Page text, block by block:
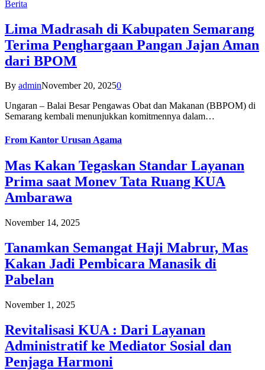
Berita
Lima Madrasah di Kabupaten Semarang
Terima Penghargaan Pangan Jajan Aman
dari BPOM
By adminNovember 20, 20250
Ungaran – Balai Besar Pengawas Obat dan Makanan (BBPOM) di
Semarang kembali menunjukkan komitmennya dalam…
From Kantor Urusan Agama
Mas Kakan Tegaskan Standar Layanan
Prima saat Monev Tata Ruang KUA
Ambarawa
November 14, 2025
Tanamkan Semangat Haji Mabrur, Mas
Kakan Jadi Pembicara Manasik di
Pabelan
November 1, 2025
Revitalisasi KUA : Dari Layanan
Administratif ke Mediator Sosial dan
Penjaga Harmoni